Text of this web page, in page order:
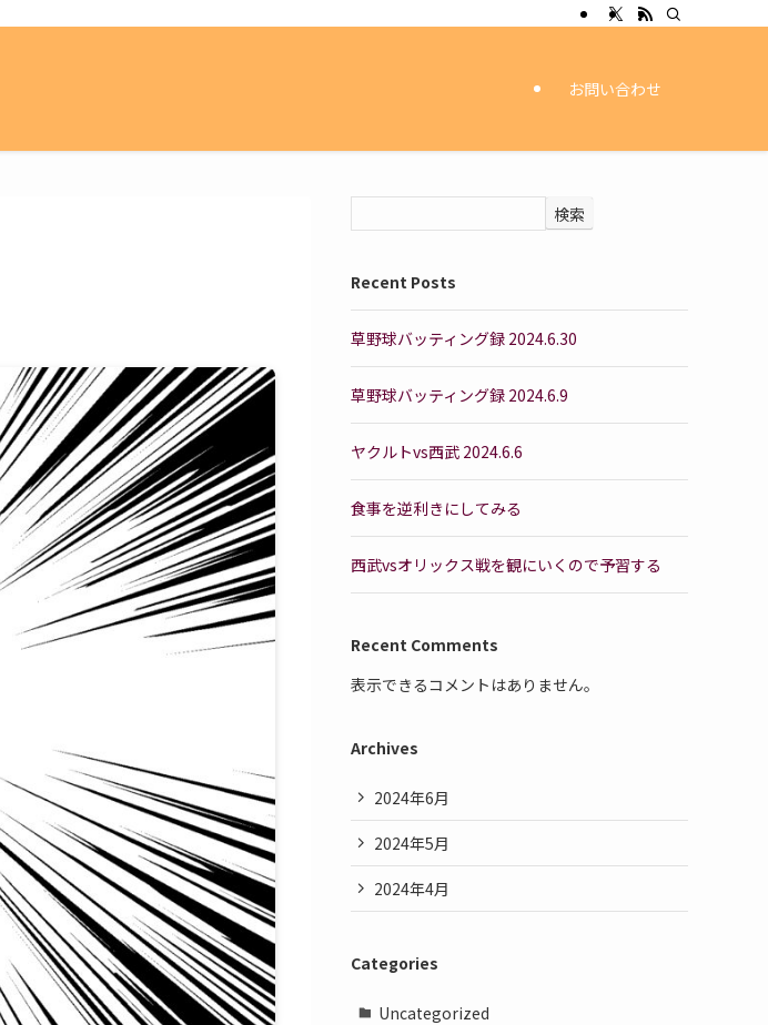
お問い合わせ
検索
Recent Posts
草野球バッティング録 2024.6.30
草野球バッティング録 2024.6.9
ヤクルトvs西武 2024.6.6
食事を逆利きにしてみる
西武vsオリックス戦を観にいくので予習する
Recent Comments
表示できるコメントはありません。
Archives
2024年6月
2024年5月
2024年4月
Categories
Uncategorized